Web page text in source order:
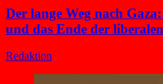
Der lange Weg nach
und das Ende der
Redaktion